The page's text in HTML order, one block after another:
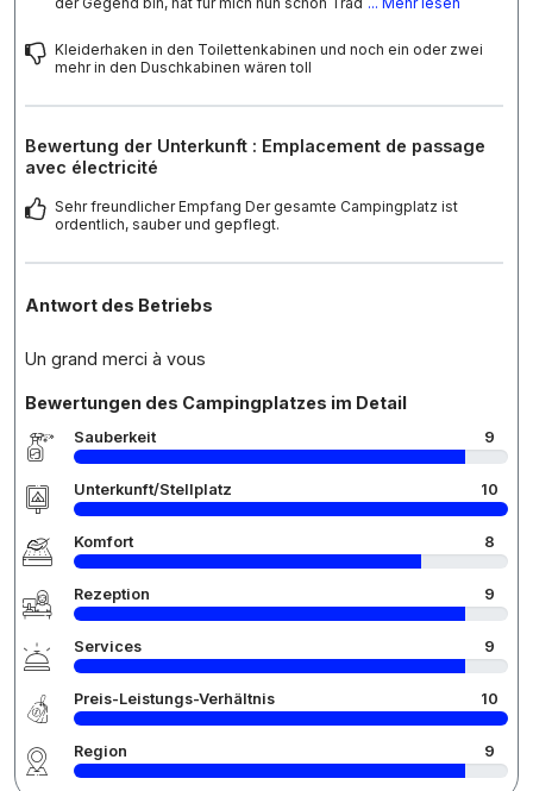
Kleiderhaken in den Toilettenkabinen und noch ein oder zwei
mehr in den Duschkabinen wären toll
Bewertung der Unterkunft : Emplacement de passage
avec électricité
Sehr freundlicher Empfang Der gesamte Campingplatz ist
ordentlich, sauber und gepflegt.
Antwort des Betriebs
Un grand merci à vous
Bewertungen des Campingplatzes im Detail
Sauberkeit 9
Unterkunft/Stellplatz 10
Komfort 8
Rezeption 9
Services 9
Preis-Leistungs-Verhältnis 10
Region 9